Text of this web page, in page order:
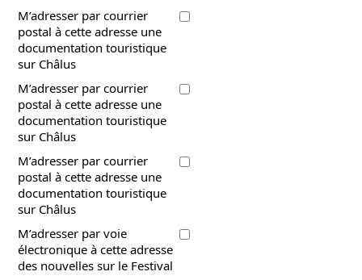
M’adresser par courrier
postal à cette adresse une
documentation touristique
sur Châlus
M’adresser par courrier
postal à cette adresse une
documentation touristique
sur Châlus
M’adresser par courrier
postal à cette adresse une
documentation touristique
sur Châlus
M’adresser par voie
électronique à cette adresse
des nouvelles sur le Festival